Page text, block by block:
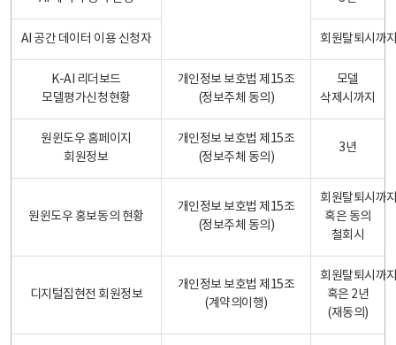
AI 공간 데이터 이용 신청자 회원탈퇴시까
K-AI 리더보드
모델평가신청현황
개인정보 보호법 제15조
(정보주체 동의)
모델
삭제시까지
원윈도우 홈페이지
회원정보
개인정보 보호법 제15조
(정보주체 동의)
3년
원윈도우 홍보동의 현황
개인정보 보호법 제15조
(정보주체 동의)
회원탈퇴시까
혹은 동의
철회시
디지털집현전 회원정보
개인정보 보호법 제15조
(계약의이행)
회원탈퇴시까
혹은 2년
(재동의)